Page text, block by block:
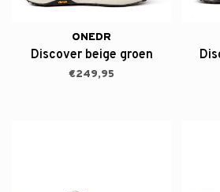
ONEDR
Discover beige groen
€249,95